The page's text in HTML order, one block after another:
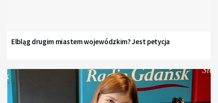
Elbląg drugim miastem wojewódzkim? Jest petycja